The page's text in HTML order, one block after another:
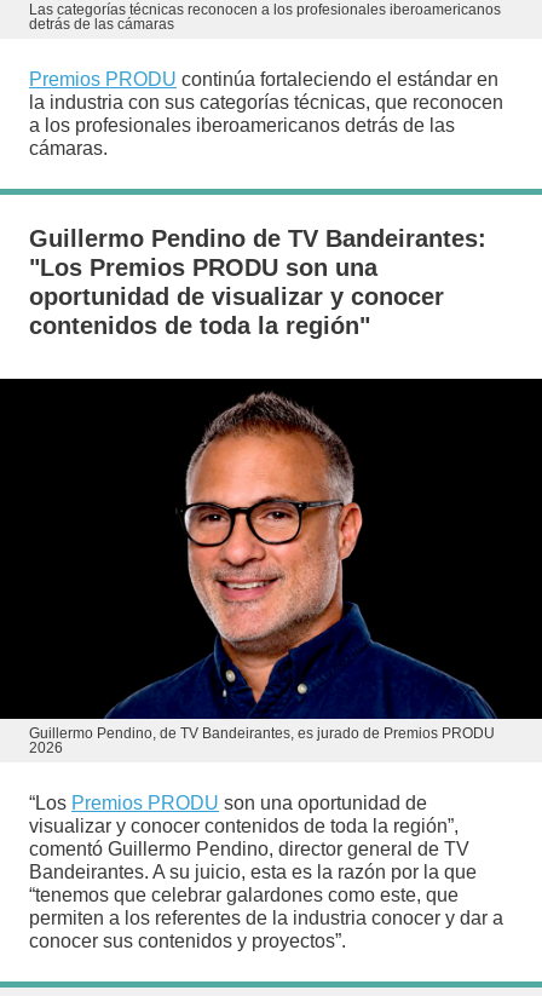
Las categorías técnicas reconocen a los profesionales iberoamericanos
detrás de las cámaras
Premios PRODU continúa fortaleciendo el estándar en
la industria con sus categorías técnicas, que reconocen
a los profesionales iberoamericanos detrás de las
cámaras.
Guillermo Pendino de TV Bandeirantes:
"Los Premios PRODU son una
oportunidad de visualizar y conocer
contenidos de toda la región"
Guillermo Pendino, de TV Bandeirantes, es jurado de Premios PRODU
2026
“Los Premios PRODU son una oportunidad de
visualizar y conocer contenidos de toda la región”,
comentó Guillermo Pendino, director general de TV
Bandeirantes. A su juicio, esta es la razón por la que
“tenemos que celebrar galardones como este, que
permiten a los referentes de la industria conocer y dar a
conocer sus contenidos y proyectos”.